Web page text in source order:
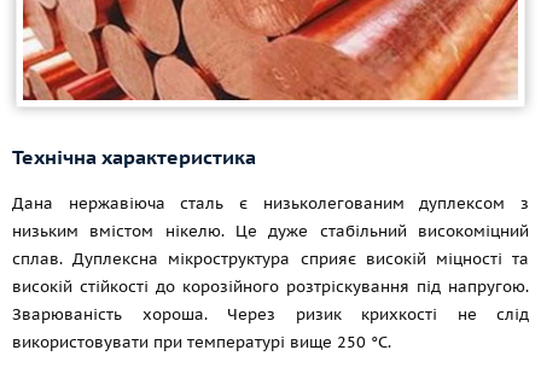
Технічна характеристика
Дана нержавіюча сталь є низьколегованим дуплексом з
низьким вмістом нікелю. Це дуже стабільний високоміцний
сплав. Дуплексна мікроструктура сприяє високій міцності та
високій стійкості до корозійного розтріскування під напругою.
Зварюваність хороша. Через ризик крихкості не слід
використовувати при температурі вище 250 °C.